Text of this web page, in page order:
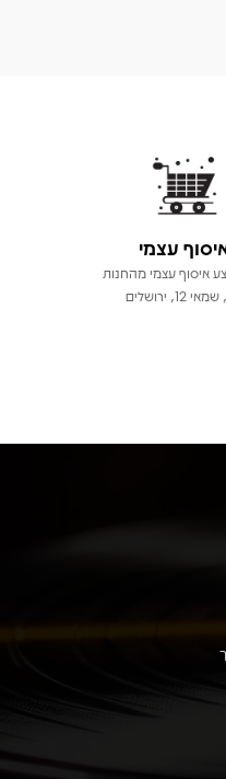
עצמי
איסוף עצמי מהחנות
12, ירושלים